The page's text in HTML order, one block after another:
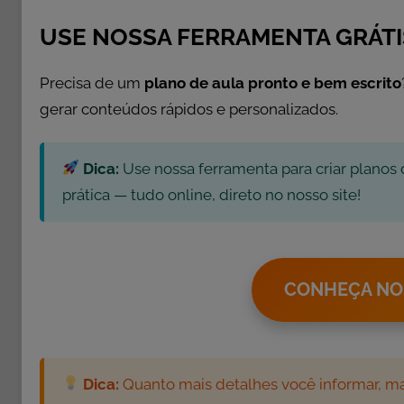
s
,
L
m
b
s
USE NOSSA FERRAMENTA
Precisa de um plano de aula pronto e bem escrito
gerar conteúdos rápidos e personalizados.
Dica: Use nossa ferramenta para criar
prática — tudo online, direto no nosso site!
CONHEÇA
Dica: Quanto mais detalhes você informar,